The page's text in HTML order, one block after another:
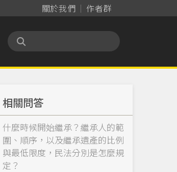
關於我們 作者群
相關問答
什麼時候開始繼承？繼承人的範
圍、順序，以及繼承遺產的比例
與最低限度，民法分別是怎麼規
定？